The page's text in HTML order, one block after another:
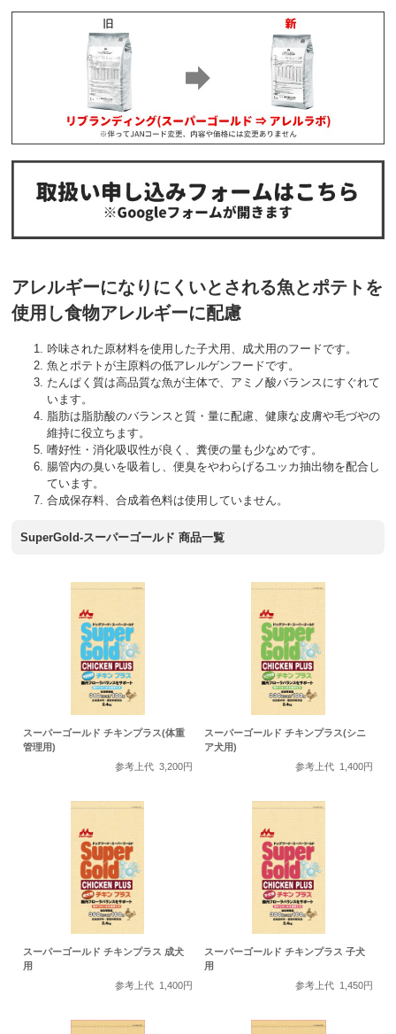
アレルギーになりにくいとされる魚とポテトを
使用し食物アレルギーに配慮
吟味された原材料を使用した子犬用、成犬用のフードです。
魚とポテトが主原料の低アレルゲンフードです。
たんぱく質は高品質な魚が主体で、アミノ酸バランスにすぐれて
います。
脂肪は脂肪酸のバランスと質・量に配慮、健康な皮膚や毛づやの
維持に役立ちます。
嗜好性・消化吸収性が良く、糞便の量も少なめです。
腸管内の臭いを吸着し、便臭をやわらげるユッカ抽出物を配合し
ています。
合成保存料、合成着色料は使用していません。
SuperGold-スーパーゴールド 商品一覧
スーパーゴールド チキンプラス(体重
管理用)
参考上代 3,200円
スーパーゴールド チキンプラス(シニ
ア犬用)
参考上代 1,400円
スーパーゴールド チキンプラス 成犬
用
参考上代 1,400円
スーパーゴールド チキンプラス 子犬
用
参考上代 1,450円